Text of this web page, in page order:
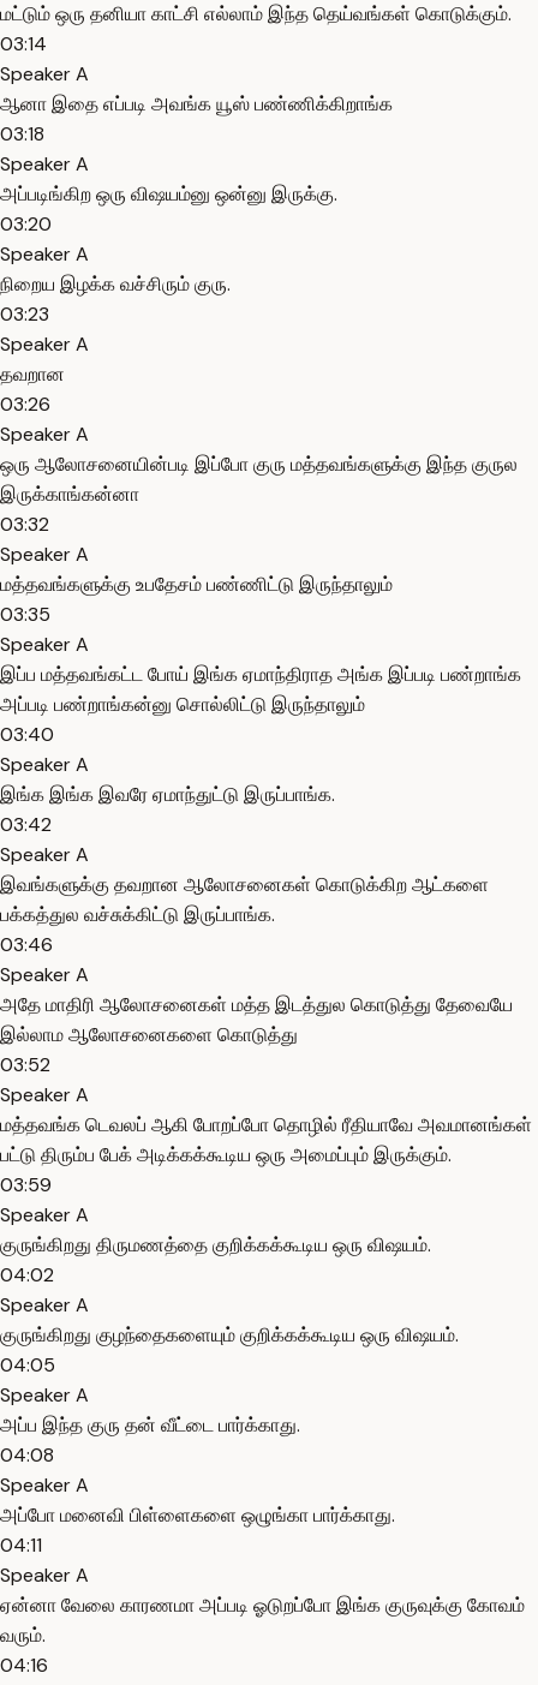
மட்டும் ஒரு தனியா காட்சி எல்லாம் இந்த தெய்வங்கள் கொடுக்கும்.
03:14
Speaker A
ஆனா இதை எப்படி அவங்க யூஸ் பண்ணிக்கிறாங்க
03:18
Speaker A
அப்படிங்கிற ஒரு விஷயம்னு ஒன்னு இருக்கு.
03:20
Speaker A
நிறைய இழக்க வச்சிரும் குரு.
03:23
Speaker A
தவறான
03:26
Speaker A
ஒரு ஆலோசனையின்படி இப்போ குரு மத்தவங்களுக்கு இந்த குருல
இருக்காங்கன்னா
03:32
Speaker A
மத்தவங்களுக்கு உபதேசம் பண்ணிட்டு இருந்தாலும்
03:35
Speaker A
இப்ப மத்தவங்கட்ட போய் இங்க ஏமாந்திராத அங்க இப்படி பண்றாங்க
அப்படி பண்றாங்கன்னு சொல்லிட்டு இருந்தாலும்
03:40
Speaker A
இங்க இங்க இவரே ஏமாந்துட்டு இருப்பாங்க.
03:42
Speaker A
இவங்களுக்கு தவறான ஆலோசனைகள் கொடுக்கிற ஆட்களை
பக்கத்துல வச்சுக்கிட்டு இருப்பாங்க.
03:46
Speaker A
அதே மாதிரி ஆலோசனைகள் மத்த இடத்துல கொடுத்து தேவையே
இல்லாம ஆலோசனைகளை கொடுத்து
03:52
Speaker A
மத்தவங்க டெவலப் ஆகி போறப்போ தொழில் ரீதியாவே அவமானங்கள்
பட்டு திரும்ப பேக் அடிக்கக்கூடிய ஒரு அமைப்பும் இருக்கும்.
03:59
Speaker A
குருங்கிறது திருமணத்தை குறிக்கக்கூடிய ஒரு விஷயம்.
04:02
Speaker A
குருங்கிறது குழந்தைகளையும் குறிக்கக்கூடிய ஒரு விஷயம்.
04:05
Speaker A
அப்ப இந்த குரு தன் வீட்டை பார்க்காது.
04:08
Speaker A
அப்போ மனைவி பிள்ளைகளை ஒழுங்கா பார்க்காது.
04:11
Speaker A
ஏன்னா வேலை காரணமா அப்படி ஓடுறப்போ இங்க குருவுக்கு கோவம்
வரும்.
04:16